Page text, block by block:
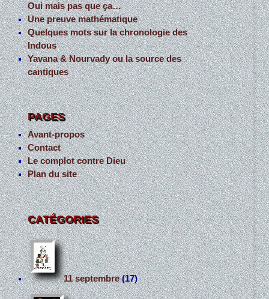
Oui mais pas que ça…
Une preuve mathématique
Quelques mots sur la chronologie des
Indous
Yavana & Nourvady ou la source des
cantiques
PAGES
Avant-propos
Contact
Le complot contre Dieu
Plan du site
CATÉGORIES
11 septembre(17)